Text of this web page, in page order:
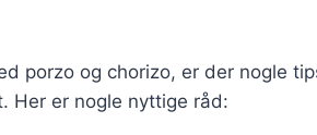
porzo og chorizo, er der nogle
Her er nogle nyttige råd: